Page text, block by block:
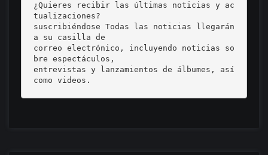
¿Quieres recibir las últimas noticias y ac
tualizaciones?
suscribiéndose Todas las noticias llegarán
a su casilla de
correo electrónico, incluyendo noticias so
bre espectáculos,
entrevistas y lanzamientos de álbumes, así
como videos.